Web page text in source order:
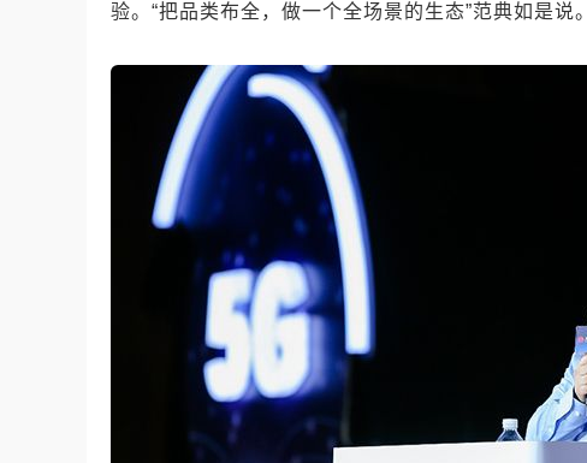
验。“把品类布全，做一个全场景的生态”范典如是说。